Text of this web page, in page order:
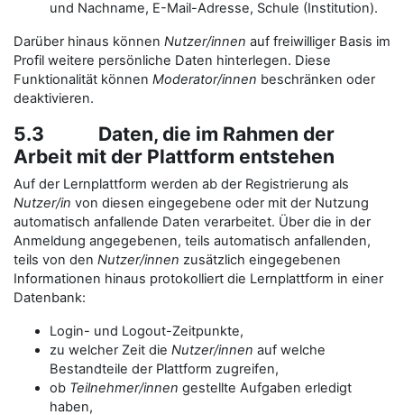
und Nachname, E-Mail-Adresse, Schule (Institution).
Darüber hinaus können Nutzer/innen auf freiwilliger Basis im
Profil weitere persönliche Daten hinterlegen. Diese
Funktionalität können Moderator/innen beschränken oder
deaktivieren.
5.3 Daten, die im Rahmen der
Arbeit mit der Plattform entstehen
Auf der Lernplattform werden ab der Registrierung als
Nutzer/in von diesen eingegebene oder mit der Nutzung
automatisch anfallende Daten verarbeitet. Über die in der
Anmeldung angegebenen, teils automatisch anfallenden,
teils von den Nutzer/innen zusätzlich eingegebenen
Informationen hinaus protokolliert die Lernplattform in einer
Datenbank:
Login- und Logout-Zeitpunkte,
zu welcher Zeit die Nutzer/innen auf welche
Bestandteile der Plattform zugreifen,
ob Teilnehmer/innen gestellte Aufgaben erledigt
haben,